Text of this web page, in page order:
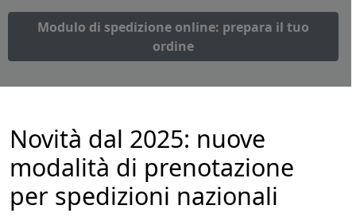
Modulo di spedizione online: prepara il tuo
ordine
Novità dal 2025: nuove
modalità di prenotazione
per spedizioni nazionali